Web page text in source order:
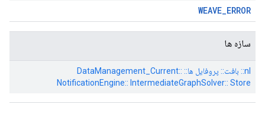
WEAVE_ERROR
سازه ها
nl:: بافت:: پروفایل ها:: DataManagement_Current::
NotificationEngine:: IntermediateGraphSolver:: Store